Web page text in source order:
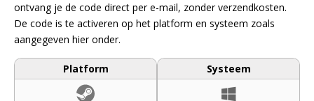
ontvang je de code direct per e-mail, zonder verzendkosten.
De code is te activeren op het platform en systeem zoals
aangegeven hier onder.
Platform Systeem